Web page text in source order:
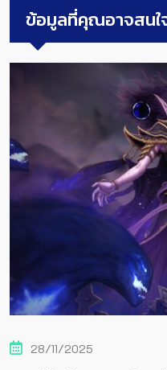
ข้อมูลที่คุณอาจสนใ
28/11/2025